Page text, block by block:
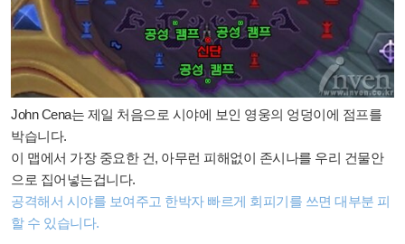
John Cena는 제일 처음으로 시야에 보인 영웅의 엉덩이에 점프를
박습니다.
이 맵에서 가장 중요한 건, 아무런 피해없이 존시나를 우리 건물안
으로 집어넣는겁니다.
공격해서 시야를 보여주고 한박자 빠르게 회피기를 쓰면 대부분 피
할 수 있습니다.